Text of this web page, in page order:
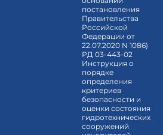
постановления
Правительства
Российской
Федерации от
22.07.2020 N 1086)
РД 03-443-02
Инструкция о
порядке
определения
критериев
безопасности и
оценки состояния
гидротехнических
сооружений